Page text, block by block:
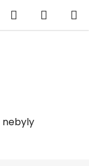
Hledat
KOŠÍK
nebyly